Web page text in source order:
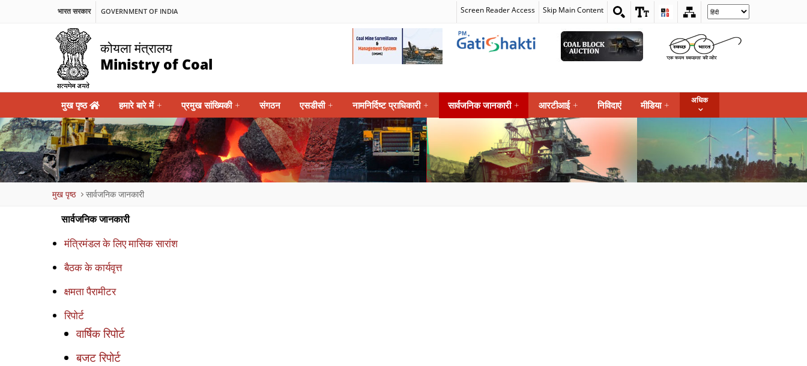
भारत सरकार GOVERNMENT OF INDIA Screen Reader Access Skip Main Content
Select
your
कोयला मंत्रालय
Ministry of Coal
navigation
मुख पृष्ठ हमारे बारे में + प्रमुख सांख्यिकी + संगठन एसडीसी + नामनिर्दिष्ट प्राधिकारी + सार्वजनिक जानकारी + आरटीआई + निविदाएं मीडिया + अधिक
मुख पृष्ठ सार्वजनिक जानकारी
सार्वजनिक जानकारी
मंत्रिमंडल के लिए मासिक सारांश
बैठक के कार्यवृत्त
क्षमता पैरामीटर
रिपोर्ट
वार्षिक रिपोर्ट
बजट रिपोर्ट